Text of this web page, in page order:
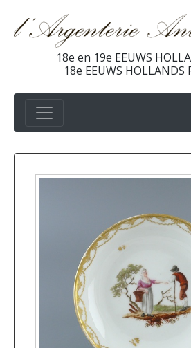
18e en 19e EEUWS
18e EEUWS HOLLANDS